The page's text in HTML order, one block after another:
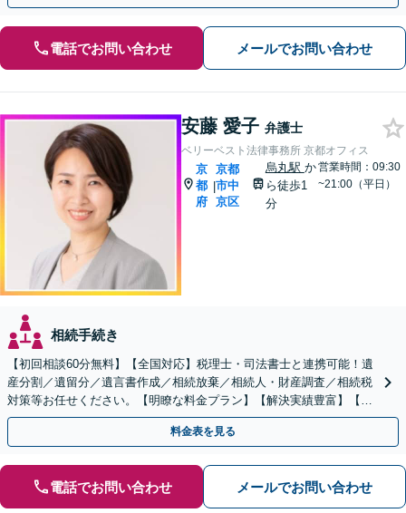
電話でお問い合わせ メールでお問い合わせ
安藤 愛子 弁護士
ベリーベスト法律事務所 京都オフィス
京
都
府
|
京都
市中
京区
烏丸駅 か
ら徒歩1
分
営業時間：09:30
~21:00（平日）
相続手続き
【初回相談60分無料】【全国対応】税理士・司法書士と連携可能！遺
産分割／遺留分／遺言書作成／相続放棄／相続人・財産調査／相続税
対策等お任せください。【明瞭な料金プラン】【解決実績豊富】【電
話相談可】
料金表を見る
電話でお問い合わせ メールでお問い合わせ